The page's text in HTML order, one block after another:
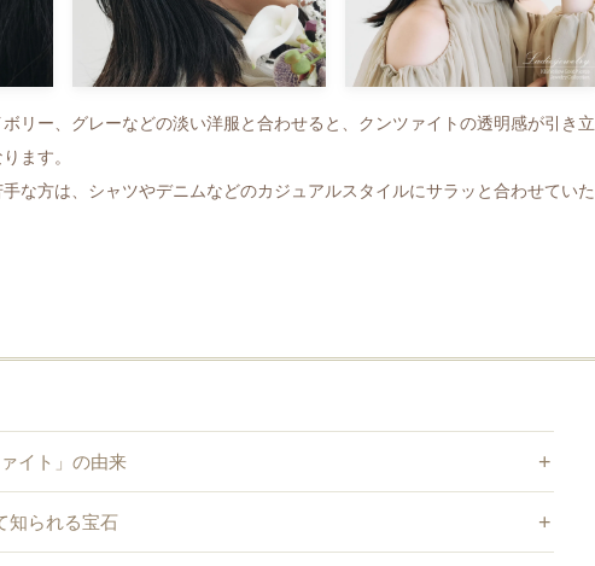
リー、グレーなどの淡い洋服と合わせると、クンツァイトの透明感が引き立
ます。
な方は、シャツやデニムなどのカジュアルスタイルにサラッと合わせていた
イト」の由来
イラックカラー（ライラックピンク）に変種した宝石です。
知られる宝石